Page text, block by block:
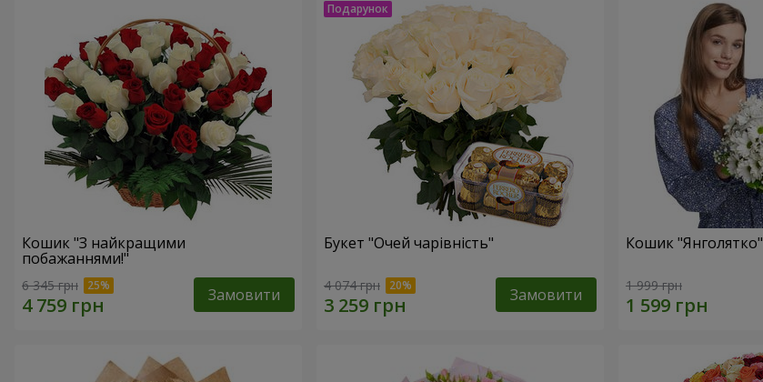
Кошик "З найкращими
побажаннями!"
6 345 грн Замовити
Букет "Очей чарівність"
4 074 грн Замовити
Кошик "Янголятко"
1 999 грн